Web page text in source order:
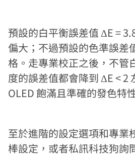
預設的白平衡誤差值 ΔE =
偏大；不過預設的色準誤差
格。走專業校正之後，不管
度的誤差值都會降到 ΔE < 2
OLED 飽滿且準確的發色特
至於進階的設定選項和專業
棒設定，或者私訊科技狗詢